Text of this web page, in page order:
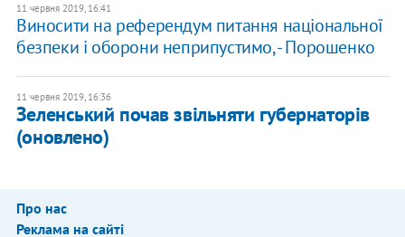
11 червня 2019, 16:41
Виносити на референдум питання національної
безпеки і оборони неприпустимо, - Порошенко
11 червня 2019, 16:36
Зеленський почав звільняти губернаторів
(оновлено)
Про нас
Реклама на сайті